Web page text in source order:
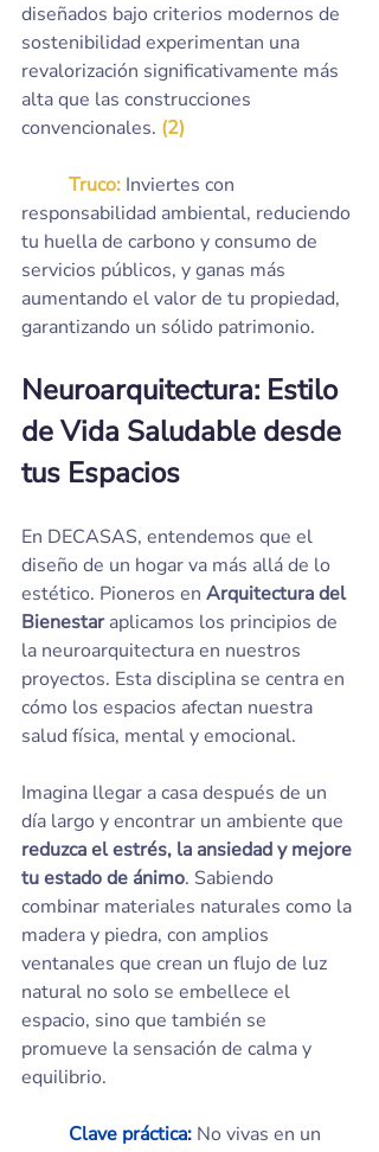
diseñados bajo criterios modernos de
sostenibilidad experimentan una
revalorización significativamente más
alta que las construcciones
convencionales. (2)
Truco: Inviertes con
responsabilidad ambiental, reduciendo
tu huella de carbono y consumo de
servicios públicos, y ganas más
aumentando el valor de tu propiedad,
garantizando un sólido patrimonio.
Neuroarquitectura: Estilo
de Vida Saludable desde
tus Espacios
En DECASAS, entendemos que el
diseño de un hogar va más allá de lo
estético. Pioneros en Arquitectura del
Bienestar aplicamos los principios de
la neuroarquitectura en nuestros
proyectos. Esta disciplina se centra en
cómo los espacios afectan nuestra
salud física, mental y emocional.
Imagina llegar a casa después de un
día largo y encontrar un ambiente que
reduzca el estrés, la ansiedad y mejore
tu estado de ánimo. Sabiendo
combinar materiales naturales como la
madera y piedra, con amplios
ventanales que crean un flujo de luz
natural no solo se embellece el
espacio, sino que también se
promueve la sensación de calma y
equilibrio.
	Clave práctica:
No vivas en un